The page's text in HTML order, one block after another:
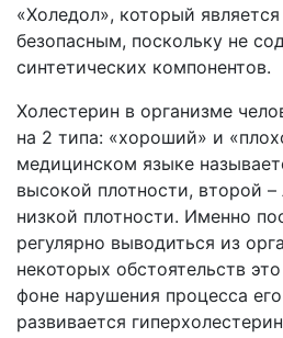
«Холедол», который
безопасным, поскольку не
синтетических компонентов.
Холестерин в организме
на 2 типа: «хороший» и
медицинском языке
высокой плотности, второй
низкой плотности. Именно
регулярно выводиться из
некоторых обстоятельств
фоне нарушения процесса
развивается